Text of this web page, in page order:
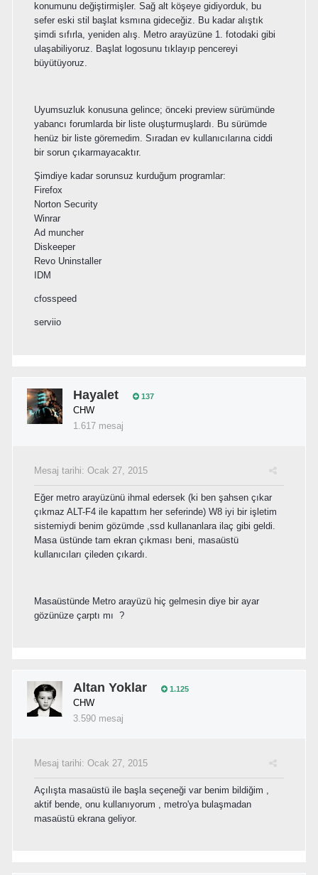
konumunu değiştirmişler. Sağ alt köşeye gidiyorduk, bu
sefer eski stil başlat ksmına gideceğiz. Bu kadar alıştık
şimdi sıfırla, yeniden alış. Metro arayüzüne 1. fotodaki gibi
ulaşabiliyoruz. Başlat logosunu tıklayıp pencereyi
büyütüyoruz.
Uyumsuzluk konusuna gelince; önceki preview sürümünde
yabancı forumlarda bir liste oluşturmuşlardı. Bu sürümde
henüz bir liste göremedim. Sıradan ev kullanıcılarına ciddi
bir sorun çıkarmayacaktır.
Şimdiye kadar sorunsuz kurduğum programlar:
Firefox
Norton Security
Winrar
Ad muncher
Diskeeper
Revo Uninstaller
IDM
cfosspeed
serviio
Hayalet 137
CHW
1.617 mesaj
Mesaj tarihi: Ocak 27, 2015
Eğer metro arayüzünü ihmal edersek (ki ben şahsen çıkar
çıkmaz ALT-F4 ile kapattım her seferinde) W8 iyi bir işletim
sistemiydi benim gözümde ,ssd kullananlara ilaç gibi geldi.
Masa üstünde tam ekran çıkması beni, masaüstü
kullanıcıları çileden çıkardı.
Masaüstünde Metro arayüzü hiç gelmesin diye bir ayar
gözünüze çarptı mı ?
Altan Yoklar 1.125
CHW
3.590 mesaj
Mesaj tarihi: Ocak 27, 2015
Açılışta masaüstü ile başla seçeneği var benim bildiğim ,
aktif bende, onu kullanıyorum , metro'ya bulaşmadan
masaüstü ekrana geliyor.